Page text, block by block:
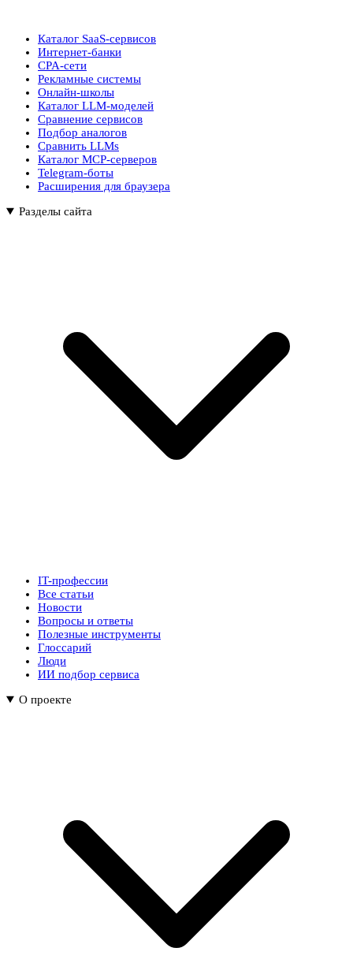
Каталог SaaS-сервисов
Интернет-банки
CPA-сети
Рекламные системы
Онлайн-школы
Каталог LLM-моделей
Сравнение сервисов
Подбор аналогов
Сравнить LLMs
Каталог MCP-серверов
Telegram-боты
Расширения для браузера
Разделы сайта
IT-профессии
Все статьи
Новости
Вопросы и ответы
Полезные инструменты
Глоссарий
Люди
ИИ подбор сервиса
О проекте